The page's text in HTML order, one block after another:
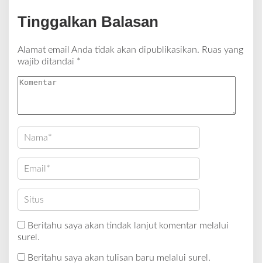
Tinggalkan Balasan
Alamat email Anda tidak akan dipublikasikan. Ruas yang
wajib ditandai *
Beritahu saya akan tindak lanjut komentar melalui
surel.
Beritahu saya akan tulisan baru melalui surel.